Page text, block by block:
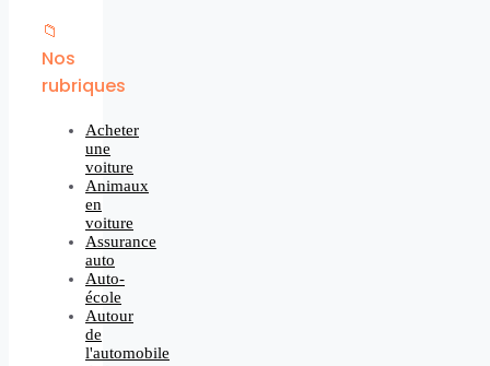
📁
Nos
rubriques
Acheter
une
voiture
Animaux
en
voiture
Assurance
auto
Auto-
école
Autour
de
l'automobile